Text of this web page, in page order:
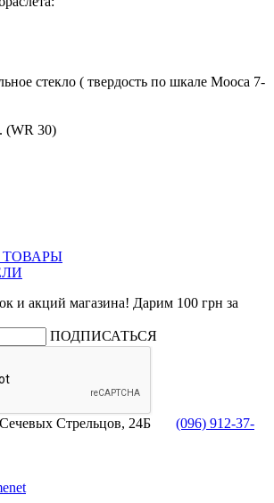
стекло ( твердость по шкале Мооса 7-
(WR 30)
и акций магазина! Дарим 100 грн за
ПОДПИСАТЬСЯ
Сечевых Стрельцов, 24Б (096) 912-37-